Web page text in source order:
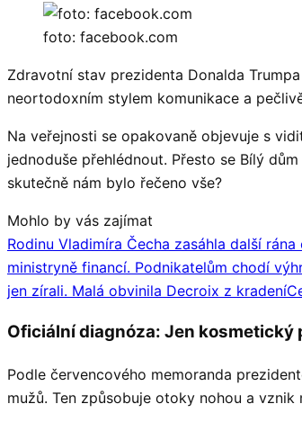
foto: facebook.com
Zdravotní stav prezidenta Donalda
neortodoxním stylem komunikace a
Na veřejnosti se opakovaně objevuje s
jednoduše přehlédnout. Přesto se Bílý
skutečně nám bylo řečeno vše?
Mohlo by vás zajímat
Rodinu Vladimíra Čecha zasáhla další
ministryně financí. Podnikatelům chodí
jen zírali. Malá obvinila Decroix z kradení
Oficiální diagnóza: Jen kosmetický
Podle červencového memoranda
mužů. Ten způsobuje otoky nohou a